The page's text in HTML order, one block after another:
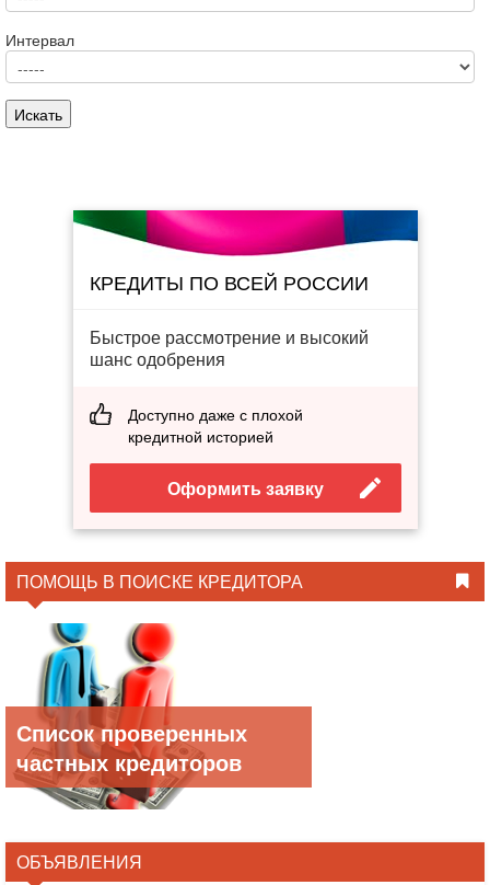
Интервал
КРЕДИТЫ ПО ВСЕЙ РОССИИ
Быстрое рассмотрение и высокий
шанс одобрения
Доступно даже с плохой
кредитной историей
Оформить заявку
ПОМОЩЬ В ПОИСКЕ КРЕДИТОРА
Список проверенных
частных кредиторов
ОБЪЯВЛЕНИЯ